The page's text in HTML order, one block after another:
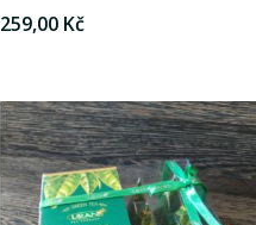
259,00 Kč